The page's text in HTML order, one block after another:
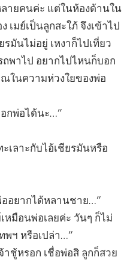
ายคนค่ะ แต่ในห้องด้านใน
เมย์เป็นลูกสะใภ้ จึงเข้าไป
มันไม่อยู่ เหงาก็ไปเที่ยว
พาไป อยากไปไหนก็บอก
ในความห่วงใยของพ่อ
กพ่อได้นะ…”
เลาะกับไอ้เชียรมันหรือ
อยากได้หลานชาย…”
หมือนพ่อเลยค่ะ วันๆ ก็ไม่
พฯ หรือเปล่า…”
าชู้หรอก เชื่อพ่อสิ ลูกก็สวย